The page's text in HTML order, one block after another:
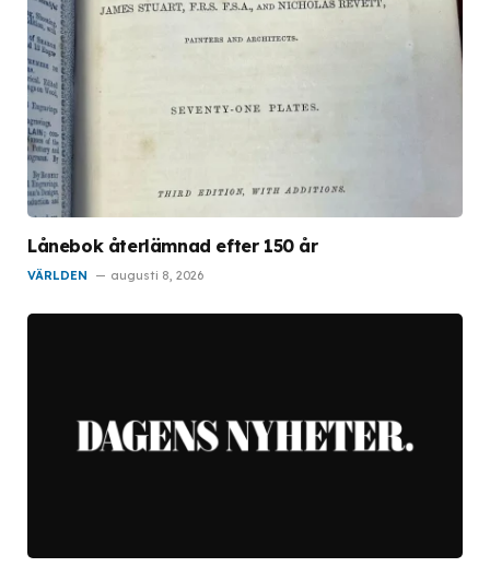
Lånebok återlämnad efter 150 år
VÄRLDEN augusti 8, 2026